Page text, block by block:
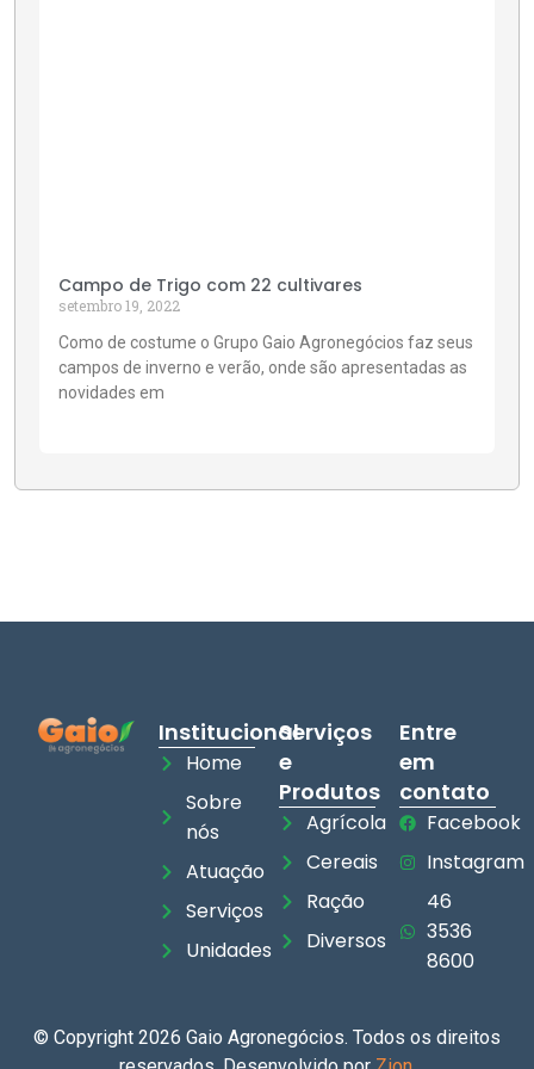
Campo de Trigo com 22 cultivares
setembro 19, 2022
Como de costume o Grupo Gaio Agronegócios faz seus
campos de inverno e verão, onde são apresentadas as
novidades em
Institucional
Home
Sobre
nós
Atuação
Serviços
Unidades
Serviços
e
Produtos
Agrícola
Cereais
Ração
Diversos
Entre
em
contato
Facebook
Instagram
46
3536
8600
© Copyright 2026 Gaio Agronegócios. Todos os direitos